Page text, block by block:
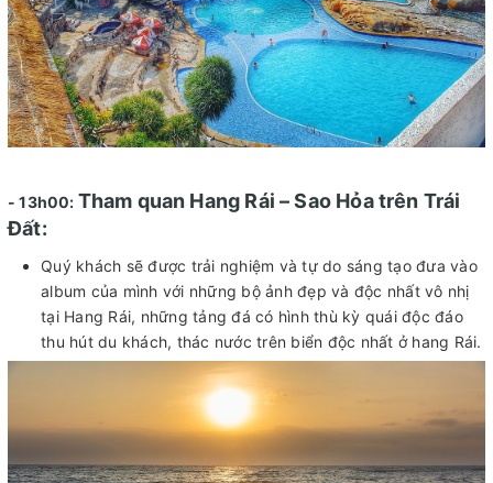
- 13h00: Tham quan Hang Rái – Sao Hỏa trên Trái
Đất:
Quý khách sẽ được trải nghiệm và tự do sáng tạo đưa vào
album của mình với những bộ ảnh đẹp và độc nhất vô nhị
tại Hang Rái, những tảng đá có hình thù kỳ quái độc đáo
thu hút du khách, thác nước trên biển độc nhất ở hang Rái.